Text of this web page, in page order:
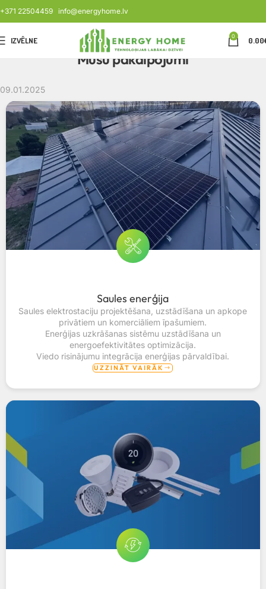
+371 22504459 info@energyhome.lv
IZVĒLNE 0 0.00
Mūsu pakalpojumi
09.01.2025
Saules enerģija
Saules elektrostaciju projektēšana, uzstādīšana un apkope
privātiem un komerciāliem īpašumiem.
Enerģijas uzkrāšanas sistēmu uzstādīšana un
energoefektivitātes optimizācija.
Viedo risinājumu integrācija enerģijas pārvaldībai.
UZZINĀT VAIRĀK